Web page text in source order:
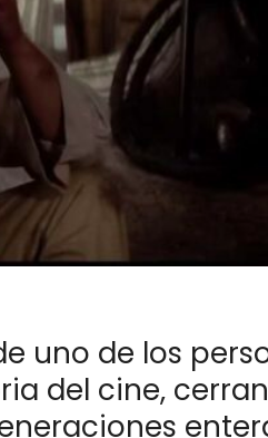
uno de los
del cine,